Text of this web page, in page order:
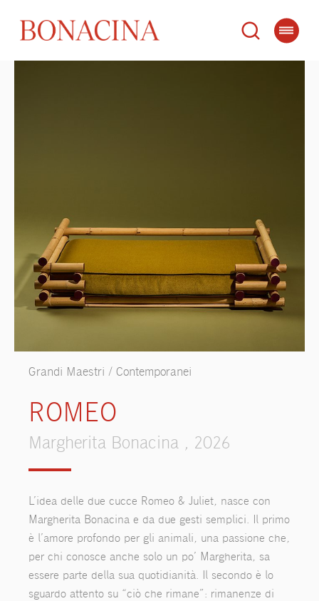
Grandi Maestri / Contemporanei
ROMEO
Margherita Bonacina , 2026
L’idea delle due cucce Romeo & Juliet, nasce con
Margherita Bonacina e da due gesti semplici. Il primo
è l’amore profondo per gli animali, una passione che,
per chi conosce anche solo un po’ Margherita, sa
essere parte della sua quotidianità. Il secondo è lo
sguardo attento su “ciò che rimane”: rimanenze di